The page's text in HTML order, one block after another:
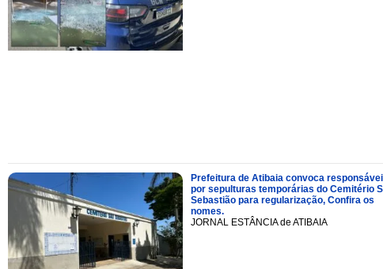
Prefeitura de Atibaia convoca
por sepulturas temporárias do Cemitério
Sebastião para regularização, Confira os
nomes.
JORNAL ESTÂNCIA de ATIBAIA